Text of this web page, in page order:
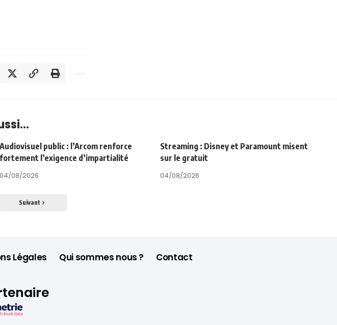
Audiovisuel public : l’Arcom renforce
fortement l’exigence d’impartialité
04/08/2026
Streaming : Disney et Paramount misent
sur le gratuit
04/08/2026
Suivant
Légales Qui sommes nous ? Contact